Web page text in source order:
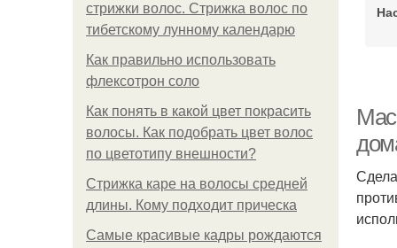
стрижки волос. Стрижка волос по
тибетскому лунному календарю
Как правильно использовать
флексотрон соло
Как понять в какой цвет покрасить
волосы. Как подобрать цвет волос
по цветотипу внешности?
Стрижка каре на волосы средней
длины. Кому подходит прическа
Самые красивые кадры рождаются